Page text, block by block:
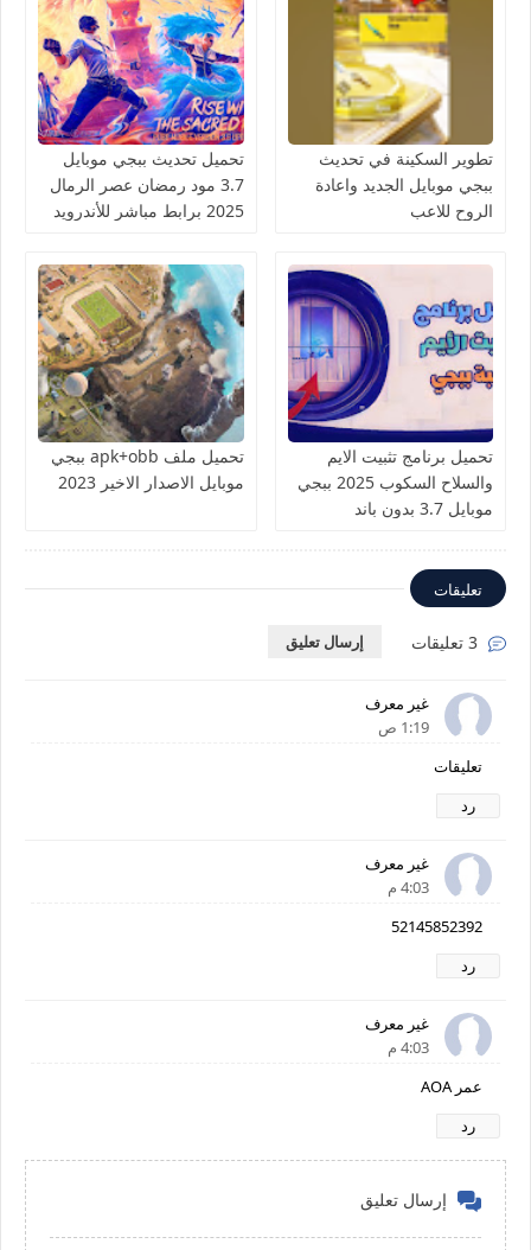
تطوير السكينة في تحديث
ببجي موبايل الجديد واعادة
الروح للاعب
تحميل تحديث ببجي موبايل
3.7 مود رمضان عصر الرمال
2025 برابط مباشر للأندرويد
تحميل برنامج تثبيت الايم
والسلاح السكوب 2025 ببجي
موبايل 3.7 بدون باند
تحميل ملف apk+obb ببجي
موبايل الاصدار الاخير 2023
تعليقات
إرسال تعليق
غير معرف
1:19 ص
تعليقات
رد
غير معرف
4:03 م
52145852392
رد
غير معرف
4:03 م
عمر AOA
رد
إرسال تعليق